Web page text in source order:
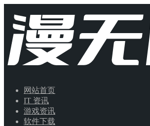
网站首页
IT 资讯
游戏资讯
软件下载